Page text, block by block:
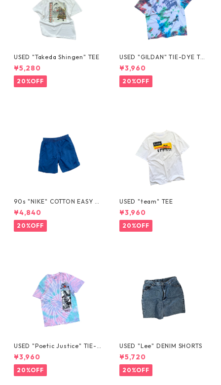
USED "Takeda Shingen" TEE
¥5,280
20%OFF
USED "GILDAN" TIE-DYE TE
E
¥3,960
20%OFF
90s "NIKE" COTTON EASY S
HORTS
¥4,840
20%OFF
USED "team" TEE
¥3,960
20%OFF
USED "Poetic Justice" TIE-D
YE TEE
¥3,960
20%OFF
USED "Lee" DENIM SHORTS
¥5,720
20%OFF